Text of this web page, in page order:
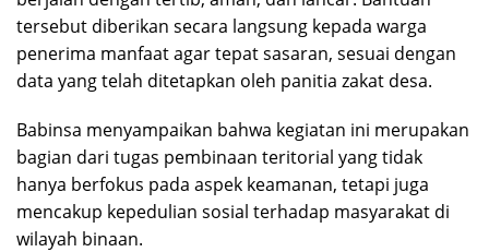
tersebut diberikan secara langsung kepada warga
penerima manfaat agar tepat sasaran, sesuai dengan
data yang telah ditetapkan oleh panitia zakat desa.
Babinsa menyampaikan bahwa kegiatan ini merupakan
bagian dari tugas pembinaan teritorial yang tidak
hanya berfokus pada aspek keamanan, tetapi juga
mencakup kepedulian sosial terhadap masyarakat di
wilayah binaan.